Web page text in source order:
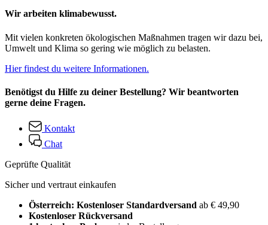
Wir arbeiten klimabewusst.
Mit vielen konkreten ökologischen Maßnahmen tragen wir dazu bei,
Umwelt und Klima so gering wie möglich zu belasten.
Hier findest du weitere Informationen.
Benötigst du Hilfe zu deiner Bestellung? Wir beantworten
gerne deine Fragen.
Kontakt
Chat
Geprüfte Qualität
Sicher und vertraut einkaufen
Österreich: Kostenloser Standardversand ab € 49,90
Kostenloser Rückversand